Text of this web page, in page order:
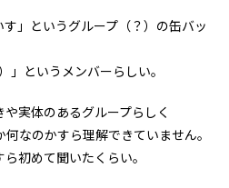
」というグループ（？）の缶バッ
というメンバーらしい。
実体のあるグループらしく
なのかすら理解できていません。
初めて聞いたくらい。